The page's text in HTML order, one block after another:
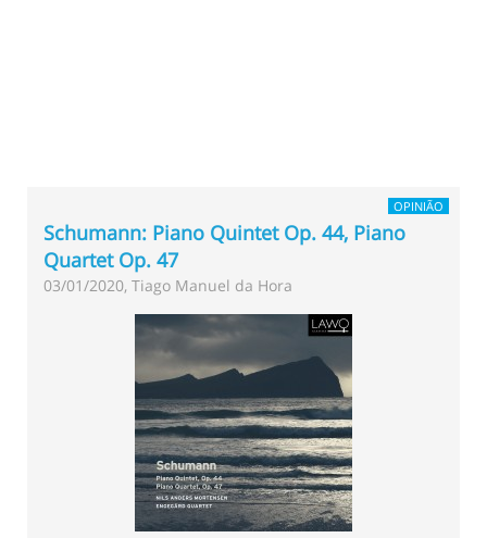
OPINIÃO
Schumann: Piano Quintet Op. 44, Piano
Quartet Op. 47
03/01/2020, Tiago Manuel da Hora